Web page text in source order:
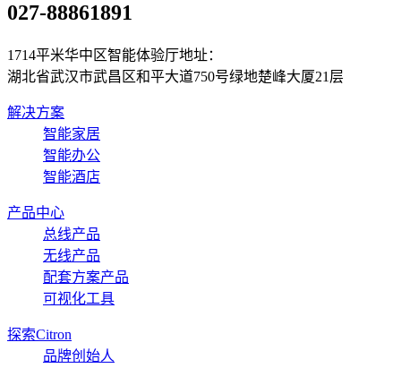
027-88861891
1714平米华中区智能体验厅地址：
湖北省武汉市武昌区和平大道750号绿地楚峰大厦21层
解决方案
智能家居
智能办公
智能酒店
产品中心
总线产品
无线产品
配套方案产品
可视化工具
探索Citron
品牌创始人